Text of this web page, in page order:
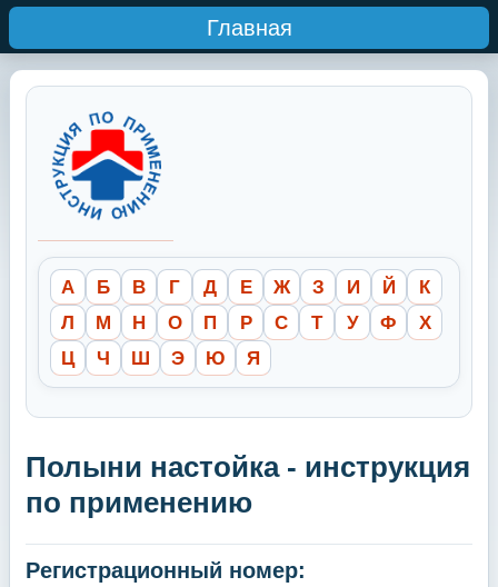
Главная
А Б В Г Д Е Ж З И Й
К
Л
М Н О П Р С Т У Ф
Х
Ц
Ч Ш Э Ю Я
Полыни настойка - инструкция
по применению
Регистрационный номер: